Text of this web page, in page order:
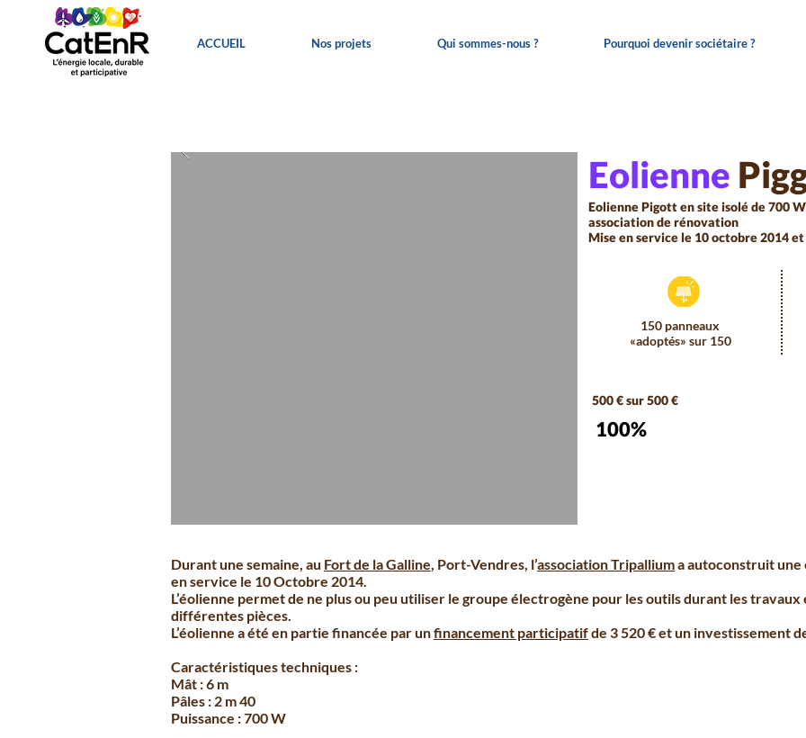
ACCUEIL Nos projets Qui sommes-nous ? Pourquoi devenir sociétaire ?
Eolienne
Eolienne Pigott en site isolé de 700
association de rénovation
Mise en service le 10 octobre 2014
150 panneaux
«adoptés» sur 150
500 € sur 500 €
100%
Durant une semaine, au Fort de la Galline, Port-Vendres, l’association Tripalliuma autoconstruit une
en service le 10 Octobre 2014.
L’éolienne permet de ne plus ou peu utiliser le groupe électrogène pour les outils durant les travaux
différentes pièces.
L’éolienne a été en partie financée par unfinancement participatifde 3 520 € et un investissement
Caractéristiques techniques :
Mât : 6 m
Pâles : 2 m 40
Puissance : 700 W